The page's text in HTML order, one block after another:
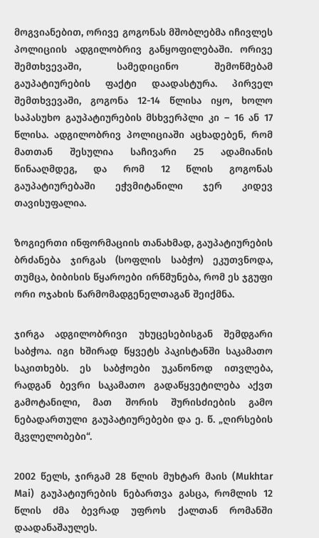
მოგვიანებით, ორივე გოგონას მშობლებმა იჩივლეს
პოლიციის ადგილობრივ განყოფილებაში. ორივე
შემთხვევაში, სამედიცინო შემოწმებამ
გაუპატიურების ფაქტი დაადასტურა. პირველ
შემთხვევაში, გოგონა 12-14 წლისა იყო, ხოლო
საპასუხო გაუპატიურების მსხვერპლი კი – 16 ან 17
წლისა. ადგილობრივ პოლიციაში აცხადებენ, რომ
მათთან შესულია საჩივარი 25 ადამიანის
წინააღმდეგ, და რომ 12 წლის გოგონას
გაუპატიურებაში ეჭვმიტანილი ჯერ კიდევ
თავისუფალია.
ზოგიერთი ინფორმაციის თანახმად, გაუპატიურების
ბრძანება ჯირგას (სოფლის საბჭო) ეკუთვნოდა,
თუმცა, ბიბისის წყაროები ირწმუნება, რომ ეს ჯგუფი
ორი ოჯახის წარმომადგენელთაგან შეიქმნა.
ჯირგა ადგილობრივი უხუცესებისგან შემდგარი
საბჭოა. იგი ხშირად წყვეტს პაკისტანში საკამათო
საკითხებს. ეს საბჭოები უკანონოდ ითვლება,
რადგან ბევრი საკამათო გადაწყვეტილება აქვთ
გამოტანილი, მათ შორის შურისძიების გამო
ნებადართული გაუპატიურებები და ე. წ. „ღირსების
მკვლელობები“.
2002 წელს, ჯირგამ 28 წლის მუხტარ მაის (Mukhtar
Mai) გაუპატიურების ნებართვა გასცა, რომლის 12
წლის ძმა ბევრად უფროს ქალთან რომანში
დაადანაშაულეს.